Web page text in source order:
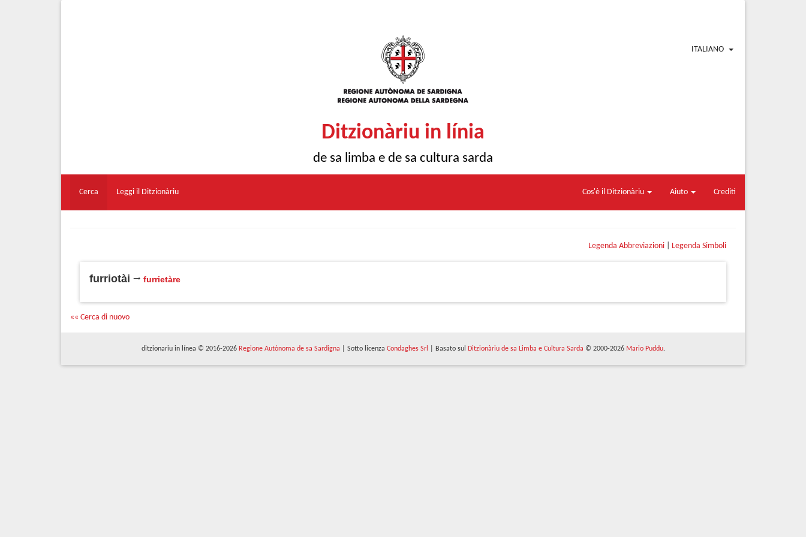
ITALIANO
Ditzionàriu in línia
de sa limba e de sa cultura sarda
Cerca Leggi il Ditzionàriu Cos'è il Ditzionàriu Aiuto Crediti
Legenda Abbreviazioni Legenda Simboli
furriotài furrietàre
«« Cerca di nuovo
ditzionariu in línea © 2016-2026 Regione Autònoma de sa Sardigna | Sotto licenza Condaghes Srl | Basato sul Ditzionàriu de sa Limba e Cultura Sarda © 2000-2026 Mario Puddu.